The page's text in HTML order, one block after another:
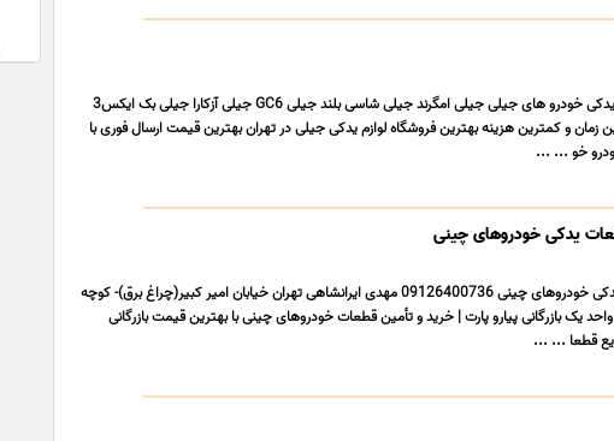
بازرگانی سوییچ تهیه و توزیع قطعات یدکی خودرو های جیلی جیلی امگرند جیلی شاسی بلند جیلی GC6 جیلی آزکارا جیلی بک ایکس3
زمان و کمترین هزینه بهترین فروشگاه لوازم یدکی جیلی در تهران بهترین قیمت ارسال فوری با
خو ... ...
یدکی خودروهای چینی
بازرگانی پیارو پارت – تامین قطعات یدکی خودروهای چینی 09126400736 مهدی ایرانشاهی تهران خیابان امیر کبیر(چراغ برق)- کوچه
یک بازرگانی پیارو پارت | خرید و تأمین قطعات خودروهای چینی با بهترین قیمت بازرگانی
قطعا ... ...